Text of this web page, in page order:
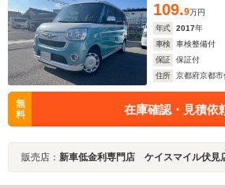
109.9万円
年式
2017年
車検
車検整備付
保証
保証付
住所
京都府京都市
無
料
在庫確認・見積依
販売店： 新車低金利専門店 ケイスマイル伏見